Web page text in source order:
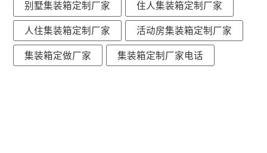
别墅集装箱定制厂家 住人集装箱定制厂家
人住集装箱定制厂家 活动房集装箱定制厂家
集装箱定做厂家 集装箱定制厂家电话